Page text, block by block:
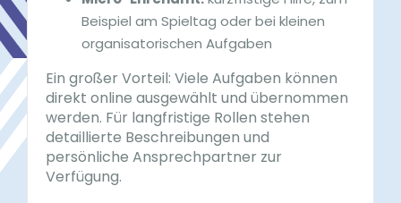
Beispiel am Spieltag oder bei kleinen
organisatorischen Aufgaben
Ein großer Vorteil: Viele Aufgaben können
direkt online ausgewählt und übernommen
werden. Für langfristige Rollen stehen
detaillierte Beschreibungen und
persönliche Ansprechpartner zur
Verfügung.